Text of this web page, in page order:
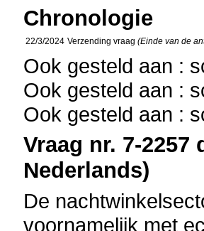
Chronologie
22/3/2024 Verzending vraag(Einde van de
Ook gesteld aan :
Ook gesteld aan :
Ook gesteld aan :
Vraag nr. 7-2257
Nederlands)
De
voornamelijk met